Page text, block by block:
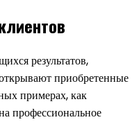
результатов,
приобретенные
примерах, как
профессиональное